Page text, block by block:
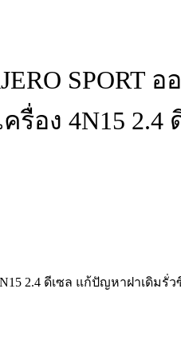
SPORT
รื่อง 4N15 2.4
2.4 ดีเซล แก้ปัญหาฝาเดิม